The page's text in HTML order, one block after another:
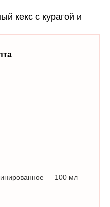
кекс с курагой и
— 100 мл